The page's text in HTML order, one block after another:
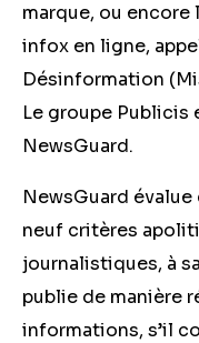
marque, ou
infox en ligne,
Désinformation
Le groupe Publicis
NewsGuard.
NewsGuard
neuf critères
journalistiques, à
publie de manière
informations, s’il